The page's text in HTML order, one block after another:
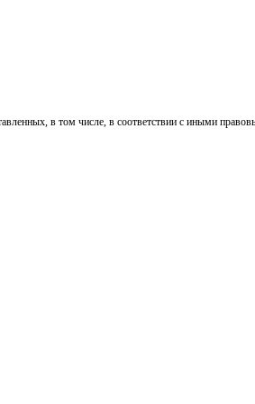
в том числе, в соответствии с иными